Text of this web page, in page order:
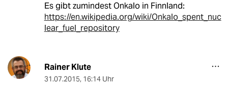
Es gibt zumindest Onkalo in Finnland:
https://en.wikipedia.org/wiki/Onkalo_spent_nuc
lear_fuel_repository
Rainer Klute
31.07.2015, 16:14 Uhr